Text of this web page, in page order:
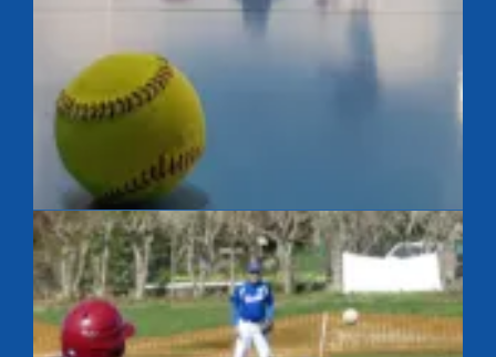
Baseball en salle